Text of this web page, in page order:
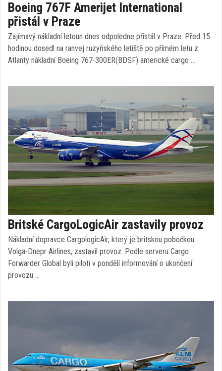
Boeing 767F Amerijet International
přistál v Praze
Zajímavý nákladní letoun dnes odpoledne přistál v Praze. Před 15.
hodinou dosedl na ranvej ruzyňského letiště po přímém letu z
Atlanty nákladní Boeing 767-300ER(BDSF) americké cargo …
Britské CargoLogicAir zastavily provoz
Nákladní dopravce CargologicAir, který je britskou pobočkou
Volga-Dnepr Airlines, zastavil provoz. Podle serveru Cargo
Forwarder Global byli piloti v pondělí informování o ukončení
provozu …